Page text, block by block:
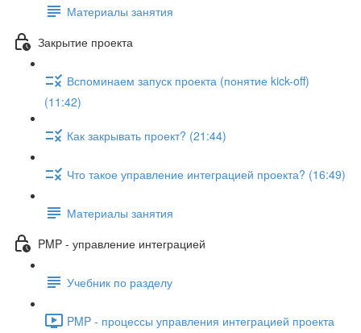
Материалы занятия
Закрытие проекта
Вспоминаем запуск проекта (понятие kick-off)
(11:42)
Как закрывать проект? (21:44)
Что такое управление интеграцией проекта? (16:49)
Материалы занятия
PMP - управление интеграцией
Учебник по разделу
PMP - процессы управления интеграцией проекта